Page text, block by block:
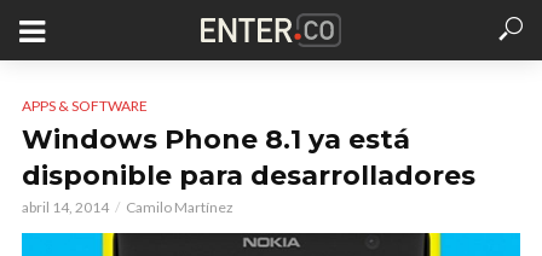
APPS & SOFTWARE
Windows Phone 8.1 ya está
disponible para desarrolladores
abril 14, 2014 Camilo Martínez